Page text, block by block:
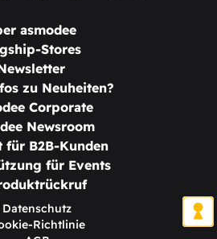
asmodee
Stores
zu Neuheiten?
Corporate
Newsroom
für B2B-Kunden
für Events
Datenschutz
Richtlinie